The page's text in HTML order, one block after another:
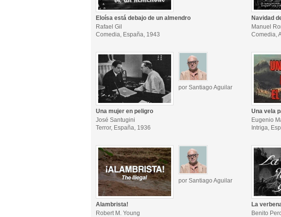
Eloísa está debajo de un almendro
Rafael Gil
Comedia, España, 1943
Navidad
Manuel
Comedia,
por Santiago Aguilar
Una mujer en peligro
José Santugini
Terror, España, 1936
Una vela
Eugenio
Intriga,
por Santiago Aguilar
Alambrista!
Robert M. Young
La
Benito